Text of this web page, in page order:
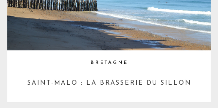
BRETAGNE
SAINT-MALO : LA BRASSERIE DU SILLON